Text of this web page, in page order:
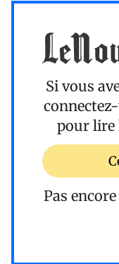
Si vous
pour lire
Pas